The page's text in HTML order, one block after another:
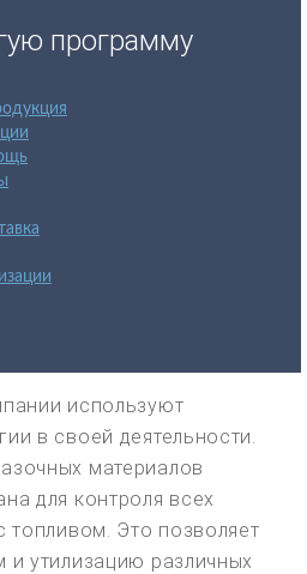
программу
используют
в своей деятельности.
материалов
для контроля всех
топливом. Это позволяет
и утилизацию различных